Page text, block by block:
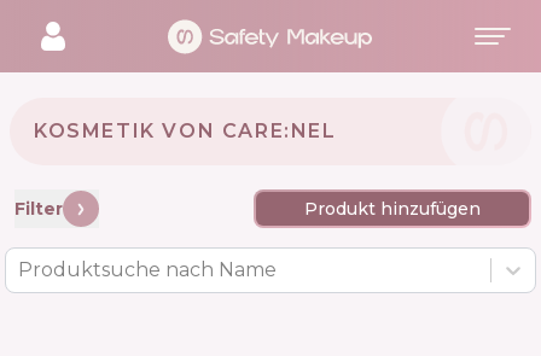
KOSMETIK VON CARE:NEL 🇰🇷
Filter Produkt hinzufügen
Produktsuche nach Name